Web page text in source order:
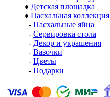
♦ Детская площадка
♦ Пасхальная коллекция
- Пасхальные яйца
- Сервировка стола
- Декор и украшения
- Вазочки
- Цветы
- Подарки